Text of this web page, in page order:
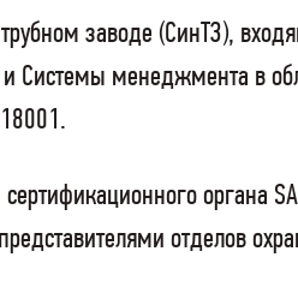
заводе (СинТЗ),
Системы менеджмента в
18001.
сертификационного органа
отделов